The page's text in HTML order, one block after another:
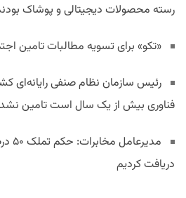
رسته محصولات دیجیتالی و پوشاک
«تکو» برای تسویه مطالبات تامین
رئیس سازمان نظام صنفی رایانه‌ای
فناوری بیش از یک سال است تامین
دریافت کردیم